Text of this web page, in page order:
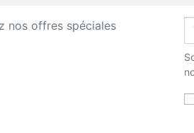
nos offres spéciales